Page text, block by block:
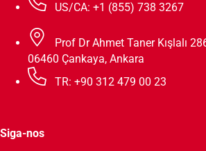
US/CA: +1 (855) 738 3267
Prof Dr Ahmet Taner Kışlalı
06460 Çankaya, Ankara
TR: +90 312 479 00 23
Siga-nos